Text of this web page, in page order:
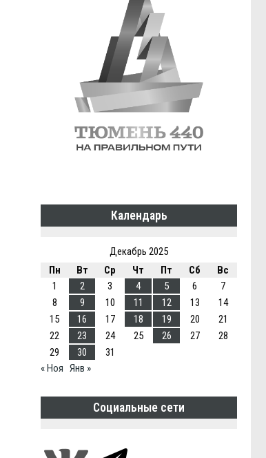
Календарь
Декабрь 2025
Пн
Вт Ср Чт Пт Сб
Вс
1
2 3 4 5 6
7
8
9 10 11 12 13
14
15
16 17 18 19 20
21
22
23 24 25 26 27
28
29
30
31
« Ноя Янв »
Социальные сети